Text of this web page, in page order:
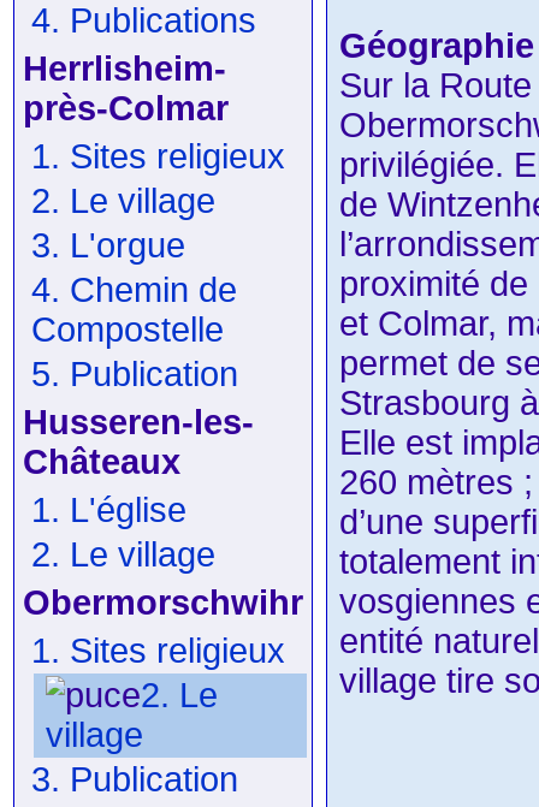
4. Publications
Herrlisheim-
près-Colmar
1. Sites religieux
2. Le village
3. L'orgue
4. Chemin de
Compostelle
5. Publication
Husseren-les-
Châteaux
1. L'église
2. Le village
Obermorschwihr
1. Sites religieux
2. Le
village
3. Publication
Sur la
privilégiée.
de
proximité
et Colmar,
permet de
Strasbourg
Elle est
260 mètres
d’une
totalement
vosgiennes
entité
village tire